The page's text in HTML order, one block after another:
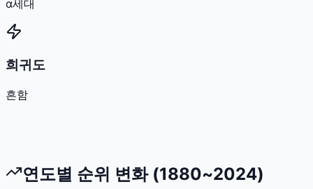
α세대
희귀도
흔함
연도별 순위 변화 (1880~2024)